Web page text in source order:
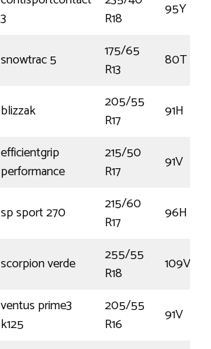
3
R18
95Y
snowtrac 5
175/65
R13
80T
blizzak
205/55
R17
91H
efficientgrip
performance
215/50
R17
91V
sp sport 270
215/60
R17
96H
scorpion verde
255/55
R18
109V
ventus prime3
k125
205/55
R16
91V